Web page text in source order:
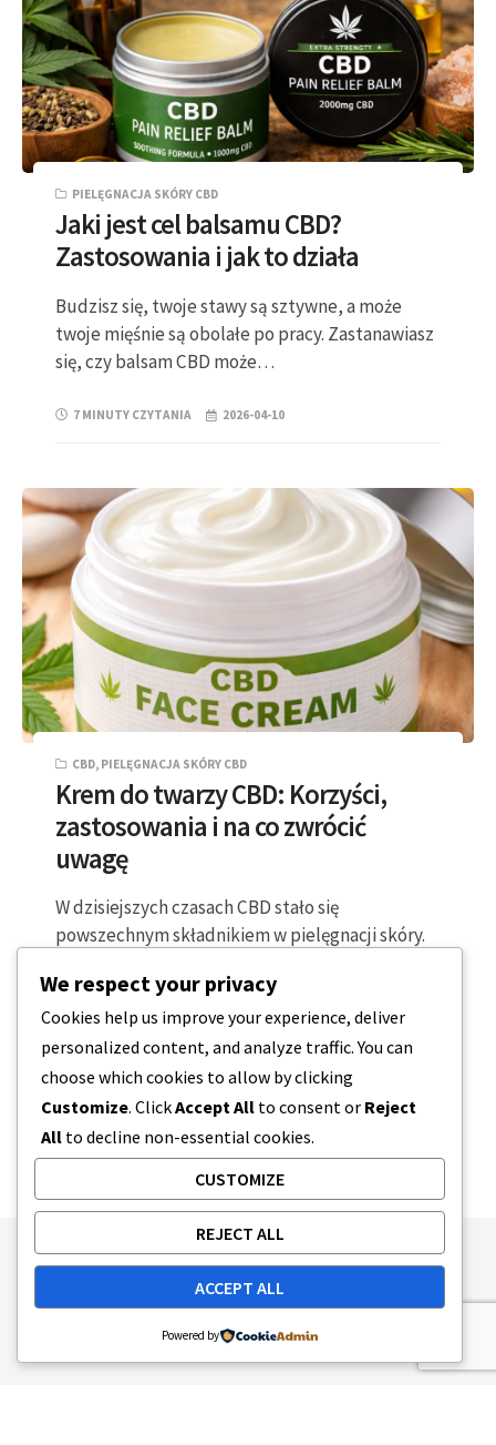
PIELĘGNACJA SKÓRY CBD
Jaki jest cel balsamu CBD?
Zastosowania i jak to działa
Budzisz się, twoje stawy są sztywne, a może
twoje mięśnie są obolałe po pracy. Zastanawiasz
się, czy balsam CBD może…
7 MINUTY CZYTANIA 2026-04-10
CBD, PIELĘGNACJA SKÓRY CBD
Krem do twarzy CBD: Korzyści,
zastosowania i na co zwrócić
uwagę
W dzisiejszych czasach CBD stało się
powszechnym składnikiem w pielęgnacji skóry.
obecnie zawiera go…
7 MINUTY CZYTANIA 2026-02-22
Publishing Principles
Ethics Policy
Corrections Policy
Feedback Policy
Ownership & Funding
Tag map
We respect your privacy
Cookies help us improve your experience, deliver
personalized content, and analyze traffic. You can
choose which cookies to allow by clicking
Customize. ClickAccept All to consent or Reject
All to decline non-essential cookies.
CUSTOMIZE
REJECT ALL
ACCEPT ALL
Powered by